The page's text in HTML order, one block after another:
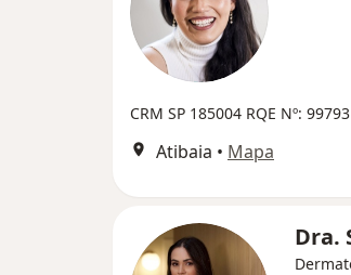
CRM SP 185004 RQE Nº: 99793
Atibaia • Mapa
Dra.